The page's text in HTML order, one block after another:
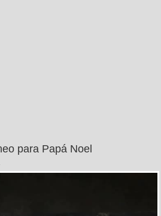
para Papá Noel